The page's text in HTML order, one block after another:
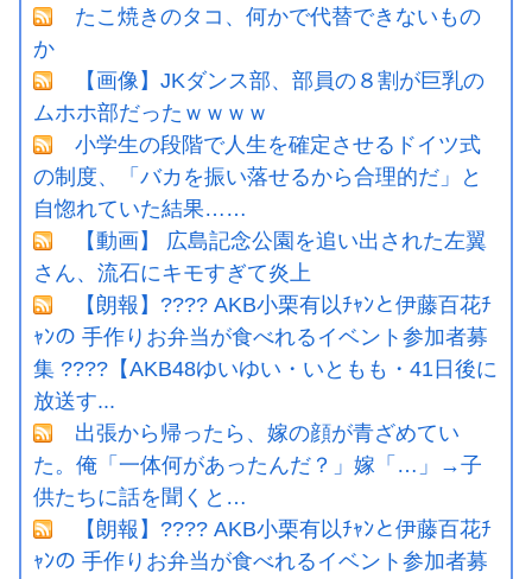
たこ焼きのタコ、何かで代替できないもの
か
【画像】JKダンス部、部員の８割が巨乳の
ムホホ部だったｗｗｗｗ
小学生の段階で人生を確定させるドイツ式
の制度、「バカを振い落せるから合理的だ」と
自惚れていた結果……
【動画】 広島記念公園を追い出された左翼
さん、流石にキモすぎて炎上
【朗報】???? AKB小栗有以ﾁｬﾝと伊藤百花ﾁ
ｬﾝの 手作りお弁当が食べれるイベント参加者募
集 ????【AKB48ゆいゆい・いともも・41日後に
放送す...
出張から帰ったら、嫁の顔が青ざめてい
た。俺「一体何があったんだ？」嫁「…」→子
供たちに話を聞くと…
【朗報】???? AKB小栗有以ﾁｬﾝと伊藤百花ﾁ
ｬﾝの 手作りお弁当が食べれるイベント参加者募